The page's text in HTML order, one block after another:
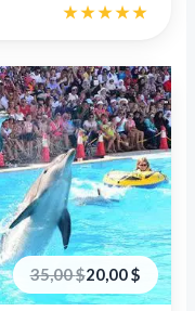
35,00$
Первоначальная
цена
составляла
20,00$
Текущая
цена:
20,00 €.